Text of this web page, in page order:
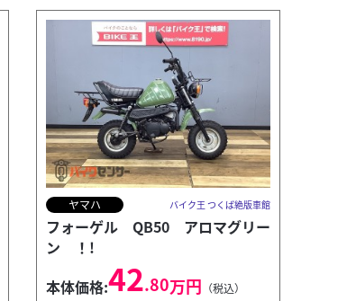
ヤマハ バイク王 つくば絶版車館
フォーゲル QB50 アロマグリー
ン ！!
本体価格:42.80万円 （税込）